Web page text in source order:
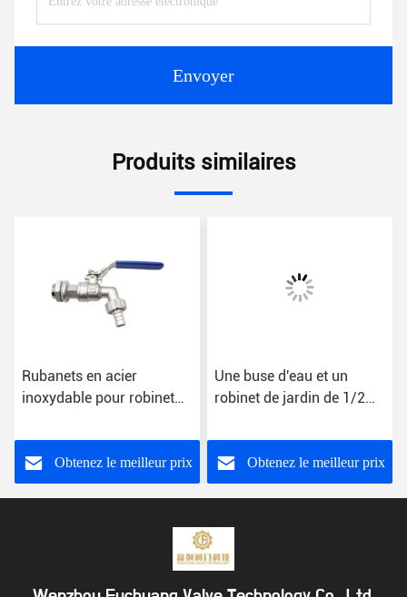
Envoyer
Produits similaires
Rubanets en acier
inoxydable pour robinet
personnalisation et
fonctionObtenez le meilleur prix
Une buse d'eau et un
robinet de jardin de 1/2
de la machine à laver
Obtenez le meilleur prix